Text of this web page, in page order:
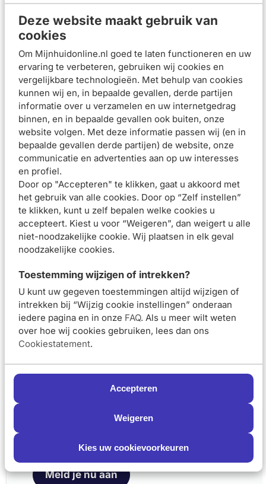
Deze website maakt gebruik van
cookies
Om Mijnhuidonline.nl goed te laten functioneren en uw
ervaring te verbeteren, gebruiken wij cookies en
vergelijkbare technologieën. Met behulp van cookies
kunnen wij en, in bepaalde gevallen, derde partijen
informatie over u verzamelen en uw internetgedrag
binnen, en in bepaalde gevallen ook buiten, onze
website volgen. Met deze informatie passen wij (en in
bepaalde gevallen derde partijen) de website, onze
communicatie en advertenties aan op uw interesses
en profiel.
Door op "Accepteren" te klikken, gaat u akkoord met
het gebruik van alle cookies. Door op “Zelf instellen”
te klikken, kunt u zelf bepalen welke cookies u
accepteert. Kiest u voor “Weigeren”, dan weigert u alle
niet-noodzakelijke cookie. Wij plaatsen in elk geval
noodzakelijke cookies.
Toestemming wijzigen of intrekken?
U kunt uw gegeven toestemmingen altijd wijzigen of
intrekken bij “Wijzig cookie instellingen” onderaan
iedere pagina en in onze FAQ. Als u meer wilt weten
over hoe wij cookies gebruiken, lees dan ons
Cookiestatement.
Accepteren
Weigeren
Kies uw cookievoorkeuren
Schrijf je nu in en ontvang onze nieuwsbrief
en ontvang 5% korting op je eerste bestelling
Meld je nu aan
-75% plastic vergeleken met 2 potten van 454gr.
Hydraterende huidcrème voor een droge tot zeer droge
huid en huid met neiging tot eczeem of psoriasis
Formule met hyaluronzuur voor een continue hydratatie
van de huid
3 essentiële ceramiden (1, 3, 6-II) voor een herstellende
werking
MVE-technologie: zorgt voor een continue vrijgave van
actieve ingrediënten om de huid 24 uur lang te
hydrateren
Non-comedogeen, hypoallergeen, parfumvrij en
dermatologisch getest
Gebruiksadvies
Breng ruim aan op een droge, schone huid zo vaak als nodig
of zoals voorgeschreven door een arts. Geschikt voor
gebruik op het gezicht, lichaam en zelfs de handen.
Samenstelling
Beoordelingen (0)
Aanbevolen artikelen voor
CeraVe Hydraterende
Crème Navul Droge tot Zeer Droge Huid 454gr
CeraVe Herstellende
Handcrème 50ml
Van 9,95 voor 8,95
€8,95
CeraVe Hydraterende
crème 454gr
Van 25,65 voor
€23,09
CeraVe Intensief
Hydraterende Lotion
473ml
CeraVe Intensieve
Herstellende Balsem
50ml